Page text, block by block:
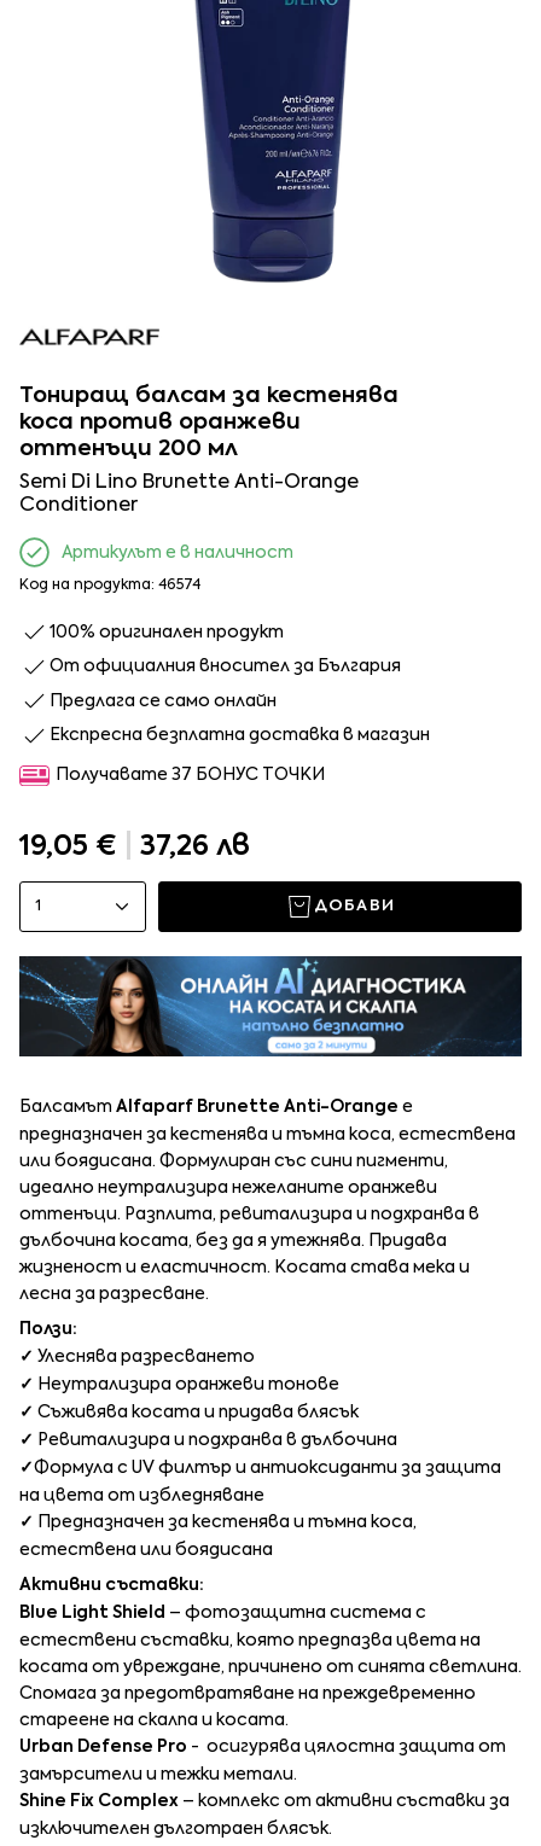
Тониращ балсам за кестенява
коса против оранжеви
оттенъци 200 мл
Semi Di Lino Brunette Anti-Orange
Conditioner
Артикулът е в наличност
Код на продукта: 46574
100% оригинален продукт
От официалния вносител за България
Предлага се само онлайн
Експресна безплатна доставка в магазин
Получавате 37 БОНУС ТОЧКИ
19,05 € 37,26 лв
1 ДОБАВИ
Балсамът Alfaparf Brunette Anti-Orange е
предназначен за кестенява и тъмна коса, естествена
или боядисана. Формулиран със сини пигменти,
идеално неутрализира нежеланите оранжеви
оттенъци. Разплита, ревитализира и подхранва в
дълбочина косата, без да я утежнява. Придава
жизненост и еластичност. Косата става мека и
лесна за разресване.
Ползи:
✓ Улеснява разресването
✓ ​ Неутрализира оранжеви тонове
✓ Съживява косата и придава блясък
✓ Ревитализира и подхранва в дълбочина
✓Формула с UV филтър и антиоксиданти за защита
на цвета от избледняване
✓
Предназначен за кестенява и тъмна коса,
естествена или боядисана
Активни съставки:
Blue Light Shield – фотозащитна система с
естествени съставки, която предпазва цвета на
косата от увреждане, причинено от синята светлина.
Спомага за предотвратяване на преждевременно
стареене на скалпа и косата.
Urban Defense Pro - осигурява цялостна защита от
замърсители и тежки метали.
Shine Fix Complex – комплекс от активни съставки за
изключителен дълготраен блясък.